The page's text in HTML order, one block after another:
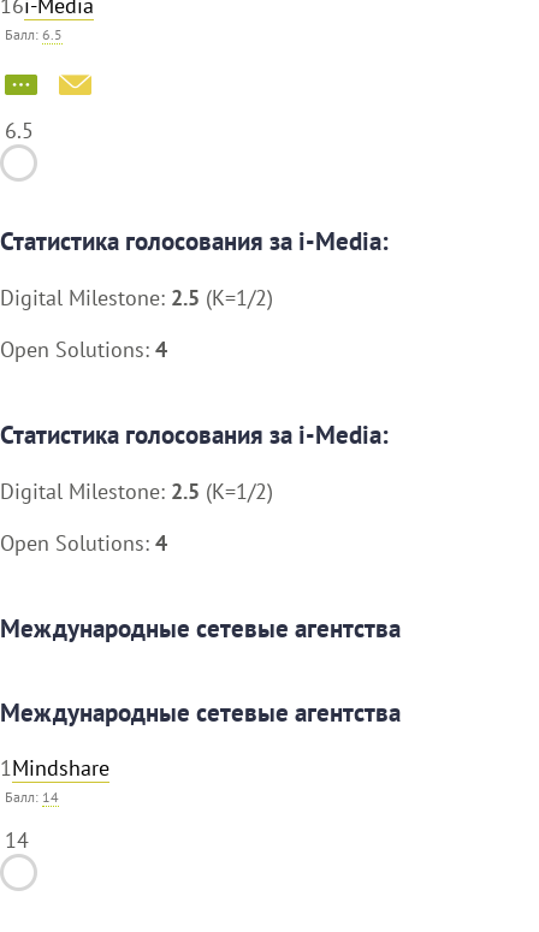
Балл:6.5
6.5
Статистика голосования за i-Media:
Digital Milestone: 2.5 (K=1/2)
Open Solutions: 4
Статистика голосования за i-Media:
Digital Milestone: 2.5 (K=1/2)
Open Solutions: 4
Международные сетевые агентства
Международные сетевые агентства
1Mindshare
Балл: 14
14